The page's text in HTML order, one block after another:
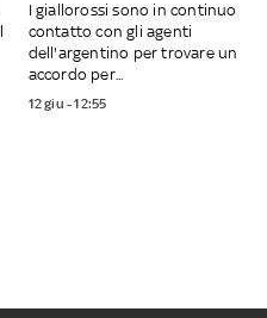
I giallorossi sono in continuo
contatto con gli agenti
dell'argentino per trovare un
accordo per...
12 giu - 12:55